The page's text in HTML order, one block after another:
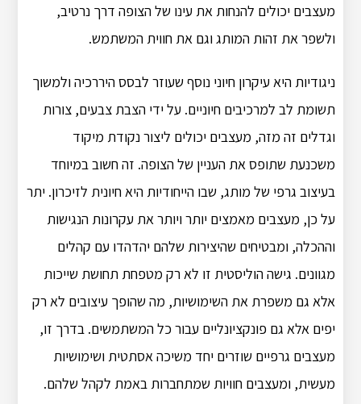
מעצבים יכולים להנחות את עינו של הצופה דרך נרטיב,
ולשפר את זהות המותג וגם את חווית המשתמש.
ניגודיות היא עיקרון חיוני נוסף שעוזר לבסס היררכיה ולמשוך
תשומת לב למרכיבים חיוניים. על ידי הצבת צבעים, צורות
וגדלים זה מזה, מעצבים יכולים ליצור נקודת מיקוד
משכנעת שתופס את העניין של הצופה. זה חשוב במיוחד
בעיצוב גרפי של מותג, שבו הייחודיות היא חיונית לזיכרון. יתר
על כן, מעצבים מאמצים יותר ויותר את עקרונות הנגישות
וההכלה, ומבטיחים שהיצירות שלהם יהדהדו עם קהלים
מגוונים. גישה הוליסטית זו לא רק מטפחת תחושת שייכות
אלא גם משפרת את השימושיות, מה שהופך עיצובים לא רק
יפים אלא גם פונקציונליים עבור כל המשתמשים. בדרך זו,
מעצבים גרפיים שוזרים יחד משיכה אסתטית ושימושיות
מעשית, ומעצבים חוויות שמתחברות באמת לקהל שלהם.